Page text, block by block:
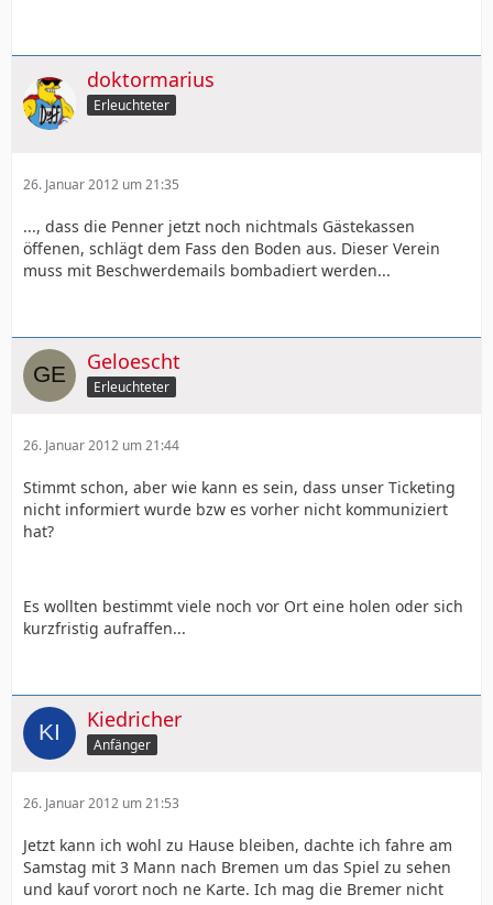
doktormarius
Erleuchteter
26. Januar 2012 um 21:35
..., dass die Penner jetzt noch nichtmals Gästekassen
öffenen, schlägt dem Fass den Boden aus. Dieser Verein
muss mit Beschwerdemails bombadiert werden...
Geloescht
Erleuchteter
26. Januar 2012 um 21:44
Stimmt schon, aber wie kann es sein, dass unser Ticketing
nicht informiert wurde bzw es vorher nicht kommuniziert
hat?
Es wollten bestimmt viele noch vor Ort eine holen oder sich
kurzfristig aufraffen...
Kiedricher
Anfänger
26. Januar 2012 um 21:53
Jetzt kann ich wohl zu Hause bleiben, dachte ich fahre am
Samstag mit 3 Mann nach Bremen um das Spiel zu sehen
und kauf vorort noch ne Karte. Ich mag die Bremer nicht